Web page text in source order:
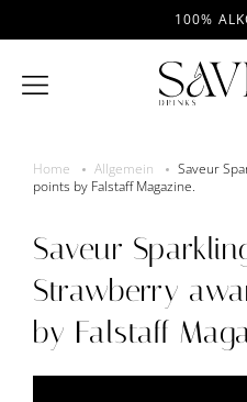
100%
Home Allgemein
Saveur
points by Falstaff Magazine.
Saveur
Strawberry
by Falstaff